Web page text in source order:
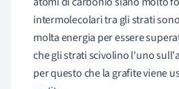
intermolecolari tra gli strati
molta energia per essere
che gli strati scivolino l'uno
per questo che la grafite viene